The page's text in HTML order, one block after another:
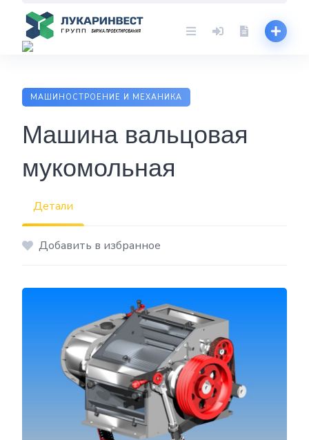
content
МАШИНОСТРОЕНИЕ И МЕХАНИКА
Машина вальцовая
мукомольная
Детали
Добавить в избранное